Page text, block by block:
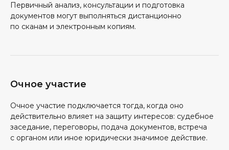
Первичный анализ, консультации и подготовка
документов могут выполняться дистанционно
по сканам и электронным копиям.
Очное участие
Очное участие подключается тогда, когда оно
действительно влияет на защиту интересов: судебное
заседание, переговоры, подача документов, встреча
с органом или иное юридически значимое действие.